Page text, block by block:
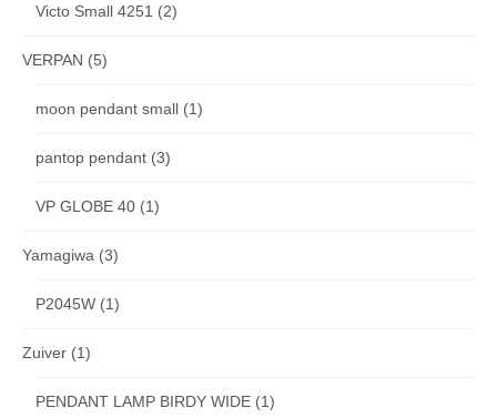
Victo Small 4251 (2)
VERPAN (5)
moon pendant small (1)
pantop pendant (3)
VP GLOBE 40 (1)
Yamagiwa (3)
P2045W (1)
Zuiver (1)
PENDANT LAMP BIRDY WIDE (1)